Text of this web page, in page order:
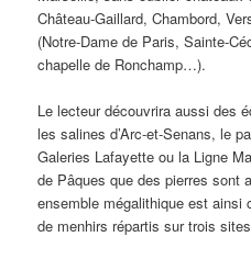
Château-Gaillard, Chambord,
(Notre-Dame de Paris, Sainte-
chapelle de Ronchamp…).
Le lecteur découvrira aussi des
les salines d’Arc-et-Senans, le
Galeries Lafayette ou la Ligne
de Pâques que des pierres sont
ensemble mégalithique est ainsi
de menhirs répartis sur trois